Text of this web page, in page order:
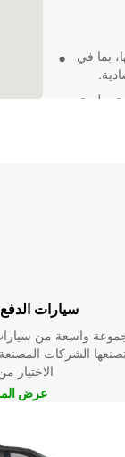
بما في
سلسة
سيارات
واسعة من سيارات
الشركات
الاختيار
عرض